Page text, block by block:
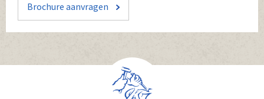
Brochure aanvragen